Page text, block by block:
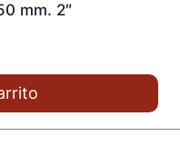
mm. 2″